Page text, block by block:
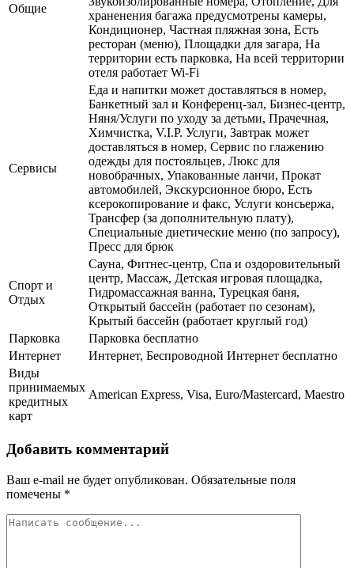
Общие
храненения багажа предусмотрены камеры,
Кондиционер, Частная пляжная зона, Есть
ресторан (меню), Площадки для загара, На
территории есть парковка, На всей территории
отеля работает Wi-Fi
Сервисы
Еда и напитки может доставляться в номер,
Банкетный зал и Конференц-зал, Бизнес-центр,
Няня/Услуги по уходу за детьми, Прачечная,
Химчистка, V.I.P. Услуги, Завтрак может
доставляться в номер, Сервис по глажению
одежды для постояльцев, Люкс для
новобрачных, Упакованные ланчи, Прокат
автомобилей, Экскурсионное бюро, Есть
ксерокопирование и факс, Услуги консьержа,
Трансфер (за дополнительную плату),
Специальные диетические меню (по запросу),
Пресс для брюк
Спорт и
Отдых
Сауна, Фитнес-центр, Спа и оздоровительный
центр, Массаж, Детская игровая площадка,
Гидромассажная ванна, Турецкая баня,
Открытый бассейн (работает по сезонам),
Крытый бассейн (работает круглый год)
Парковка
Парковка бесплатно
Интернет
Интернет, Беспроводной Интернет бесплатно
Виды
принимаемых
кредитных
карт
American Express, Visa, Euro/Mastercard, Maestro
Добавить комментарий
Ваш e-mail не будет опубликован. Обязательные поля
помечены *